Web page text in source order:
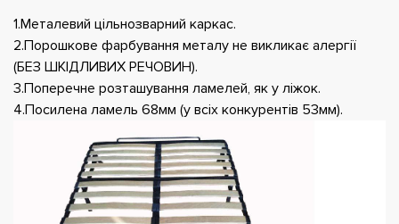
1.Металевий цільнозварний каркас.
2.Порошкове фарбування металу не викликає алергії
(БЕЗ ШКІДЛИВИХ РЕЧОВИН).
3.Поперечне розташування ламелей, як у ліжок.
4.Посилена ламель 68мм (у всіх конкурентів 53мм).